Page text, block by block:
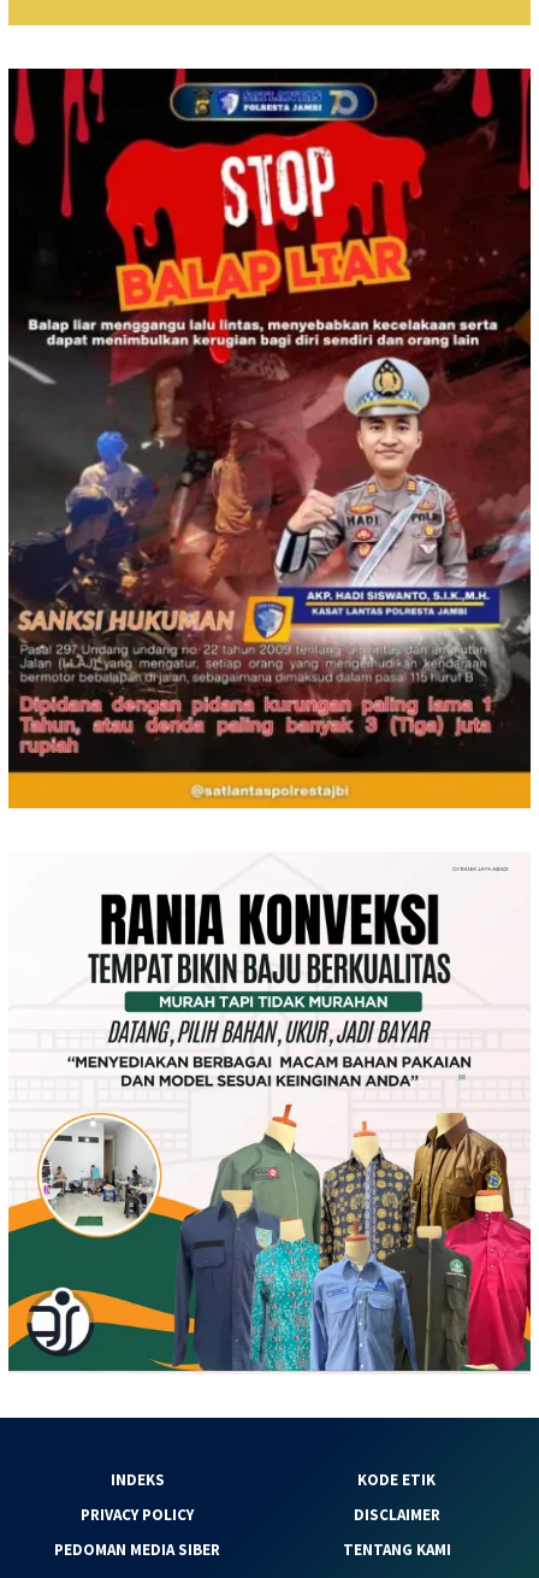
INDEKS
KODE ETIK
PRIVACY POLICY
DISCLAIMER
PEDOMAN MEDIA SIBER
TENTANG KAMI